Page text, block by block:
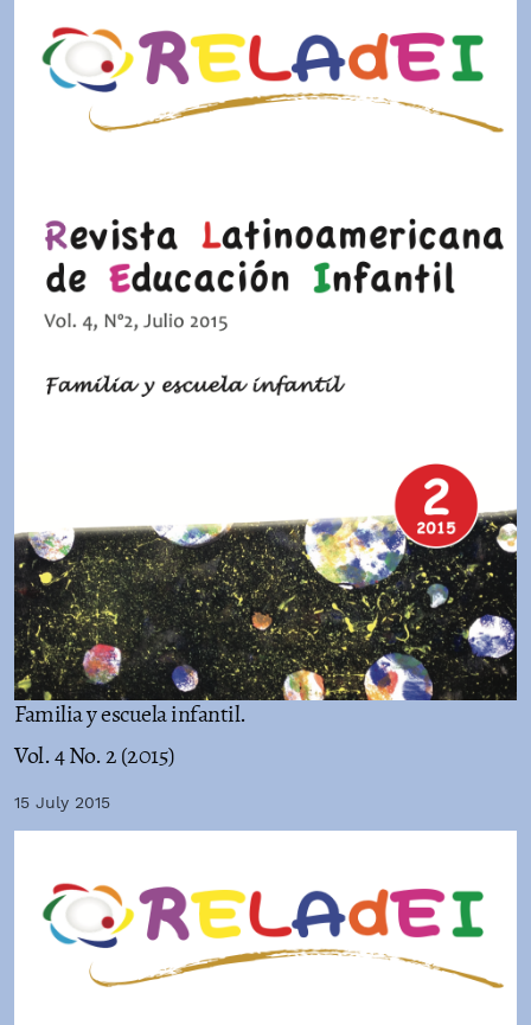
Familia y escuela infantil.
Vol. 4 No. 2 (2015)
15 July 2015